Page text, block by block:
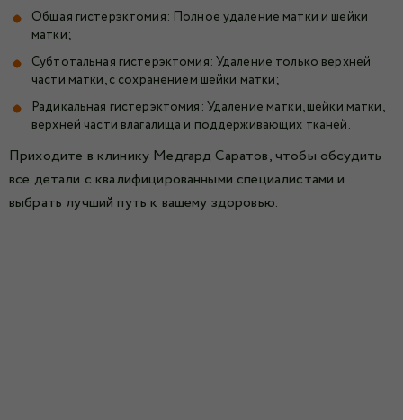
Общая гистерэктомия: Полное удаление матки и шейки
матки;
Субтотальная гистерэктомия: Удаление только верхней
части матки, с сохранением шейки матки;
Радикальная гистерэктомия: Удаление матки, шейки матки,
верхней части влагалища и поддерживающих тканей.
Приходите в клинику Медгард Саратов, чтобы обсудить
все детали с квалифицированными специалистами и
выбрать лучший путь к вашему здоровью.